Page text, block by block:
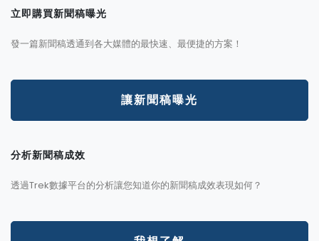
立即購買新聞稿曝光
發一篇新聞稿透通到各大媒體的最快速、最便捷的方案！
讓新聞稿曝光
分析新聞稿成效
透過Trek數據平台的分析讓您知道你的新聞稿成效表現如何？